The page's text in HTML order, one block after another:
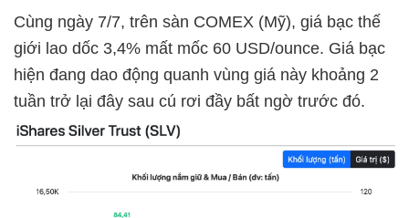
Cùng ngày 7/7, trên sàn COMEX (Mỹ), giá bạc thế
giới lao dốc 3,4% mất mốc 60 USD/ounce. Giá bạc
hiện đang dao động quanh vùng giá này khoảng 2
tuần trở lại đây sau cú rơi đầy bất ngờ trước đó.